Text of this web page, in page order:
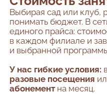
Выбирая сад или клуб,
понимать бюджет. В
единого прайса:
в каждом филиале и
и выбранной
У нас гибкие условия:
разовые посещения
абонементна месяц.